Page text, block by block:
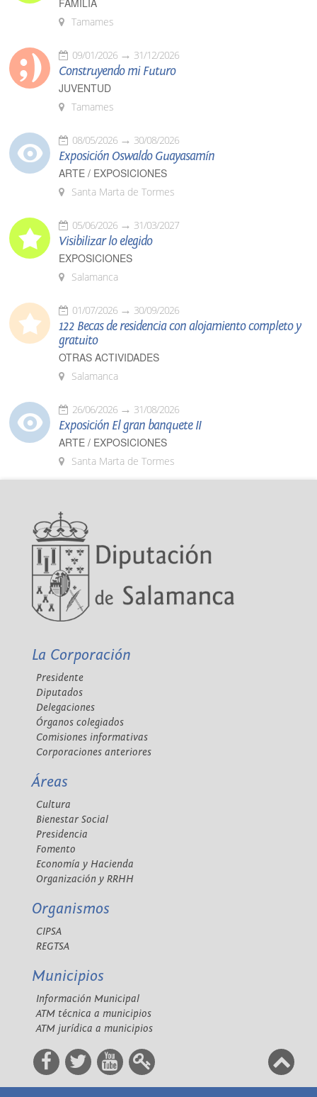
FAMILIA
Tamames
09/01/2026 31/12/2026
Construyendo mi Futuro
JUVENTUD
Tamames
08/05/2026 30/08/2026
Exposición Oswaldo Guayasamín
ARTE / EXPOSICIONES
Santa Marta de Tormes
05/06/2026 31/03/2027
Visibilizar lo elegido
EXPOSICIONES
Salamanca
01/07/2026 30/09/2026
122 Becas de residencia con alojamiento completo y
gratuito
OTRAS ACTIVIDADES
Salamanca
26/06/2026 31/08/2026
Exposición El gran banquete II
ARTE / EXPOSICIONES
Santa Marta de Tormes
La Corporación
Presidente
Diputados
Delegaciones
Órganos colegiados
Comisiones informativas
Corporaciones anteriores
Áreas
Cultura
Bienestar Social
Presidencia
Fomento
Economía y Hacienda
Organización y RRHH
Organismos
CIPSA
REGTSA
Municipios
Información Municipal
ATM técnica a municipios
ATM jurídica a municipios